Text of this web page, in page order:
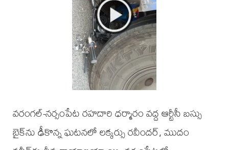
వరంగల్-నర్సంపేట రహదారి ధర్మారం వద్ద ఆర్టీసీ బస్సు
బైక్‌ను ఢీకొన్న ఘటనలో లక్కర్సు రవీందర్, ముదం